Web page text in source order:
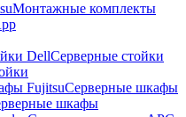
Монтажные комплекты
DellСерверные стойки
FujitsuСерверные шкафы
шкафы